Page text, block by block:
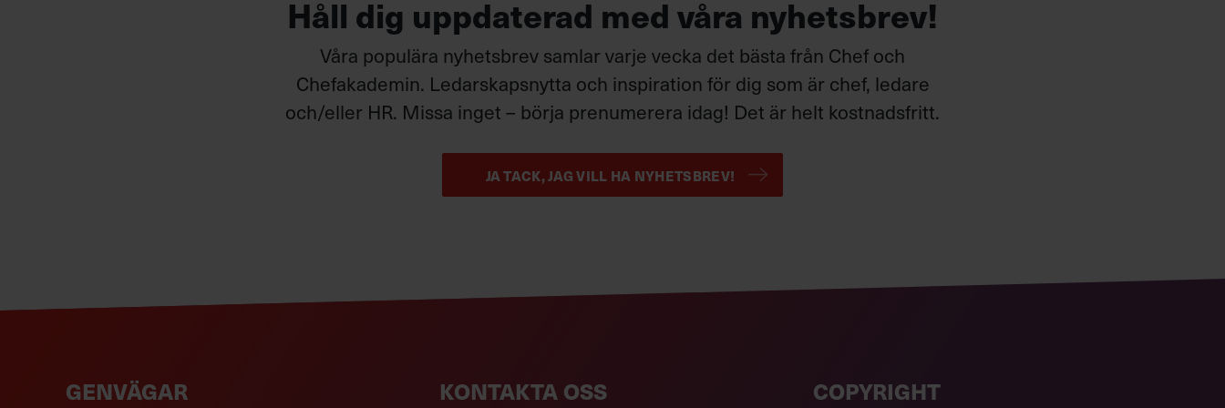
Håll dig uppdaterad med våra nyhetsbrev!
Våra populära nyhetsbrev samlar varje vecka det bästa från Chef och
Chefakademin. Ledarskapsnytta och inspiration för dig som är chef, ledare
och/eller HR. Missa inget – börja prenumerera idag! Det är helt kostnadsfritt.
JA TACK, JAG VILL HA NYHETSBREV!
GENVÄGAR KONTAKTA OSS COPYRIGHT